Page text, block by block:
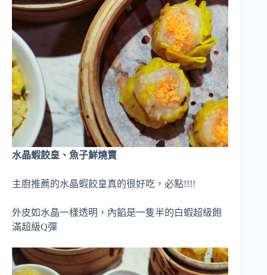
水晶蝦餃皇、魚子鮮燒賣
主廚推薦的水晶蝦餃皇真的很好吃，必點!!!!
外皮如水晶一樣透明，內餡是一隻半的白蝦超級飽
滿超級Q彈